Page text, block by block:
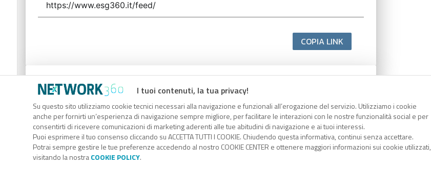
I tuoi contenuti, la tua privacy!
Su questo sito utilizziamo cookie tecnici necessari alla navigazione e funzionali all’erogazione del servizio. Utilizziamo i cookie
anche per fornirti un’esperienza di navigazione sempre migliore, per facilitare le interazioni con le nostre funzionalità social e per
consentirti di ricevere comunicazioni di marketing aderenti alle tue abitudini di navigazione e ai tuoi interessi.
Puoi esprimere il tuo consenso cliccando su ACCETTA TUTTI I COOKIE. Chiudendo questa informativa, continui senza accettare.
Potrai sempre gestire le tue preferenze accedendo al nostro COOKIE CENTER e ottenere maggiori informazioni sui cookie utilizzati,
visitando la nostraCOOKIE POLICY.
COPIA LINK
Codice Rss
Clicca sul pulsante per copiare il link RSS negli appunti.
RSS link